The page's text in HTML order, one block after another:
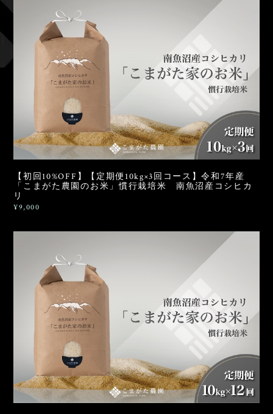
【初回10%OFF】【定期便10kg×3回コース】令和7年産
「こまがた農園のお米」慣行栽培米 南魚沼産コシヒカ
リ
¥9,000